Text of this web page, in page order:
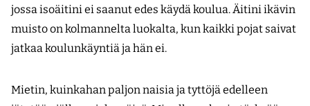
jossa isoäitini ei saanut edes käydä koulua. Äitini ikävin
muisto on kolmannelta luokalta, kun kaikki pojat saivat
jatkaa koulunkäyntiä ja hän ei.
Mietin, kuinkahan paljon naisia ja tyttöjä edelleen